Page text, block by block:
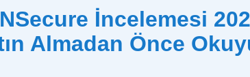
İncelemesi
Almadan Önce